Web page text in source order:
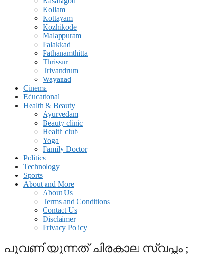
Kollam
Kottayam
Kozhikode
Malappuram
Palakkad
Pathanamthitta
Thrissur
Trivandrum
Wayanad
Cinema
Educational
Health & Beauty
Ayurvedam
Beauty clinic
Health club
Yoga
Family Doctor
Politics
Technology
Sports
About and More
About Us
Terms and Conditions
Contact Us
Disclaimer
Privacy Policy
പൂവണിയുന്നത് ചിരകാല സ്വപ്നം ;